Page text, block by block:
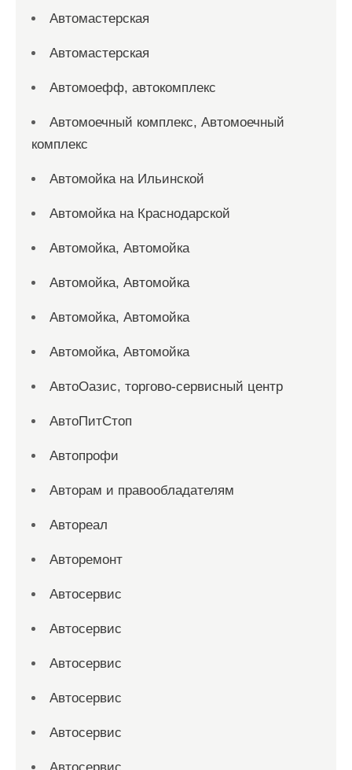
Автомастерская
Автомастерская
Автомоефф, автокомплекс
Автомоечный комплекс, Автомоечный
комплекс
Автомойка на Ильинской
Автомойка на Краснодарской
Автомойка, Автомойка
Автомойка, Автомойка
Автомойка, Автомойка
Автомойка, Автомойка
АвтоОазис, торгово-сервисный центр
АвтоПитСтоп
Автопрофи
Авторам и правообладателям
Автореал
Авторемонт
Автосервис
Автосервис
Автосервис
Автосервис
Автосервис